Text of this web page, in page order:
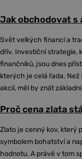
Jak obchodovat s
Svět velkých financí a
dřív. Investiční strategie,
finančníků, jsou dnes
kterých je celá řada.
akcií, měl by znát
Proč cena zlata
Zlato je cenný kov, který
symbolem bohatství a
hodnotu. A právě v tom